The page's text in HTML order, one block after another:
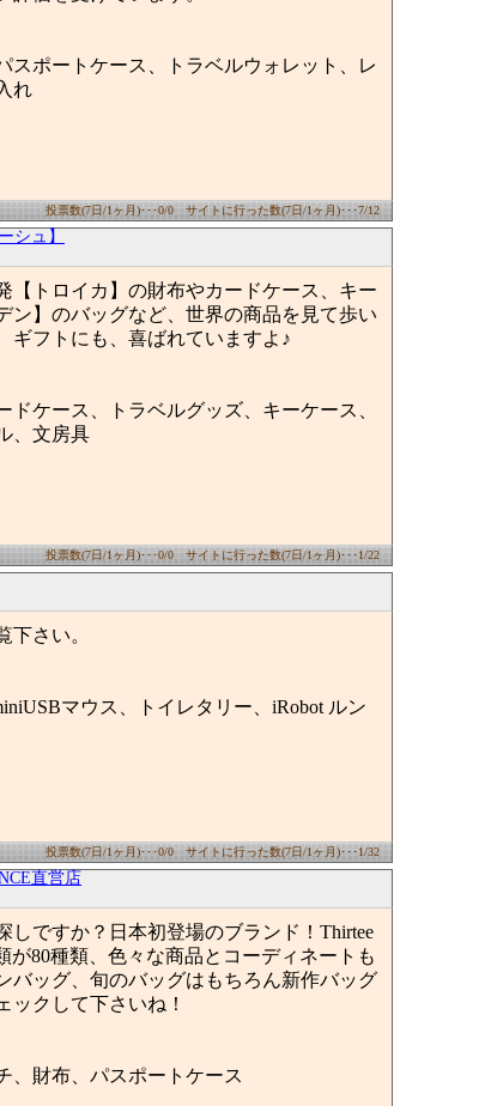
スポートケース、トラベルウォレット、レ
れ
投票数(7日/1ヶ月)･･･0/0 サイトに行った数(7日/1ヶ月)･･･7/12
シュ】
【トロイカ】の財布やカードケース、キー
ン】のバッグなど、世界の商品を見て歩い
フトにも、喜ばれていますよ♪
ケース、トラベルグッズ、キーケース、
、文房具
投票数(7日/1ヶ月)･･･0/0 サイトに行った数(7日/1ヶ月)･･･1/22
さい。
マウス、トイレタリー、iRobot ルン
投票数(7日/1ヶ月)･･･0/0 サイトに行った数(7日/1ヶ月)･･･1/32
直営店
ですか？日本初登場のブランド！Thirtee
が80種類、色々な商品とコーディネートも
バッグ、旬のバッグはもちろん新作バッグ
ックして下さいね！
、財布、パスポートケース